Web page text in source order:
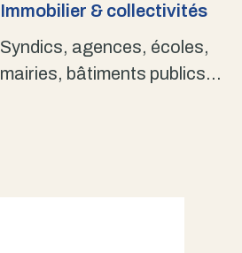
Immobilier & collectivités
Syndics, agences, écoles,
mairies, bâtiments publics…